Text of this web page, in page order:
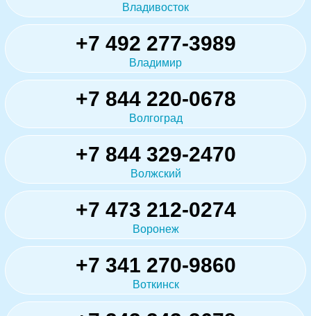
Владивосток
+7 492 277-3989
Владимир
+7 844 220-0678
Волгоград
+7 844 329-2470
Волжский
+7 473 212-0274
Воронеж
+7 341 270-9860
Воткинск